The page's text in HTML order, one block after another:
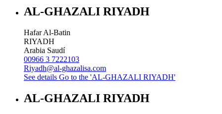
AL-GHAZALI RIYADH
Hafar Al-Batin
RIYADH
Arabia Saudí
00966 3 7222103
Riyadh@al-ghazalisa.com
See details Go to the 'AL-GHAZALI RIYADH'
AL-GHAZALI RIYADH